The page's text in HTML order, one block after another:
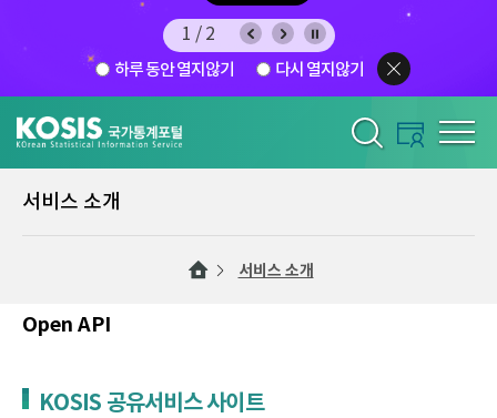
1/2
하루 동안 열지않기 다시 열지않기
서비스 소개
서비스 소개
Open API
KOSIS 공유서비스 사이트